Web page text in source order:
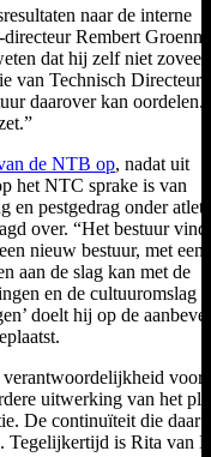
naar de interne
Rembert
dat hij zelf niet zoveel
van Technisch Directeur
daarover kan oordelen.
de NTB op, nadat uit
het NTC sprake is van
en pestgedrag onder
over. “Het bestuur
nieuw bestuur, met een
aan de slag kan met de
en de cultuuromslag
doelt hij op de
voor
uitwerking van het
De continuïteit die daar
Tegelijkertijd is Rita van